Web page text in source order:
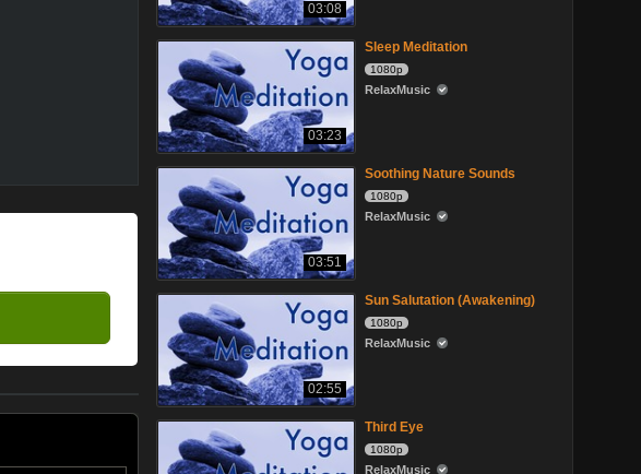
03:08
03:23
Sleep Meditation
1080p
RelaxMusic
03:51
Soothing Nature Sounds
1080p
RelaxMusic
02:55
Sun Salutation (Awakening)
1080p
RelaxMusic
Third Eye
1080p
RelaxMusic